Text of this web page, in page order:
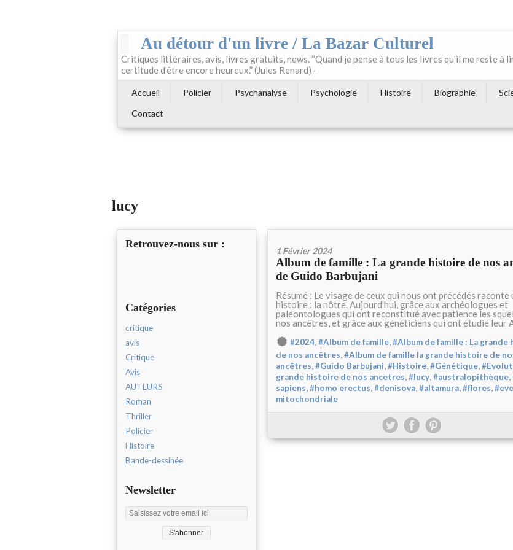
Au détour d'un livre / La Bazar Culturel
Critiques littéraires, avis, livres gratuits, news. “Quand je pense à tous les livres qu'il me reste à
certitude d'être encore heureux.” (Jules Renard) -
Accueil Policier Psychanalyse Psychologie Histoire Biographie
Contact
lucy
Retrouvez-nous sur :
Catégories
critique
avis
Critique
Avis
AUTEURS
Roman
Thriller
Policier
Histoire
Bande-dessinée
Newsletter
1 Février 2024
Album de famille : La grande histoire de nos
de Guido Barbujani
Résumé : Le visage de ceux qui nous ont précédés raconte
histoire : la nôtre. Aujourd'hui, grâce aux archéologues et
paléontologues qui ont reconstitué avec patience les
nos ancêtres, et grâce aux généticiens qui ont étudié leur
#2024,#Album de famille,#Album de famille : La
de nos ancêtres,#Album de famille la grande histoire de
ancêtres,#Guido Barbujani,#Histoire,#Génétique,
grande histoire de nos ancetres,#lucy,#australopithèque,
sapiens,#homo erectus,#denisova,#altamura,#flores,#eve
mitochondriale